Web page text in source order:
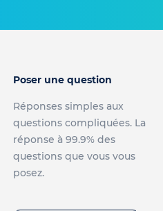
Poser une question
Réponses simples aux
questions compliquées. La
réponse à 99.9% des
questions que vous vous
posez.